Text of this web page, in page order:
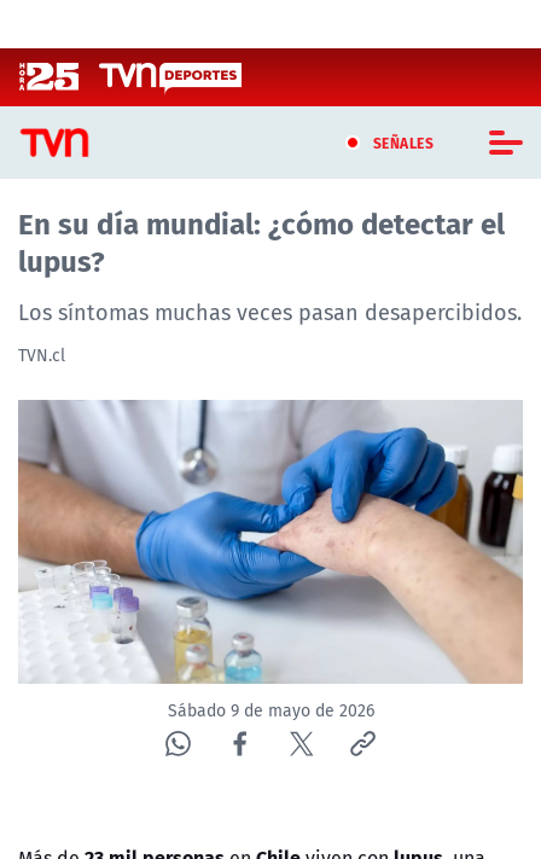
SEÑALES
CASTING MASTERCHEF CHILE
CASTING TVN VERTICAL
TVN PLAY
PROGRAMAS
TELESERIES
NTV
ACTUALIDAD Y TENDENCIAS
CORPORATIVO Y TRANSPARENCIA
CANAL DE DENUNCIAS
En su día mundial: ¿cómo detectar el
lupus?
Los síntomas muchas veces pasan desapercibidos.
TVN.cl
Sábado 9 de mayo de 2026